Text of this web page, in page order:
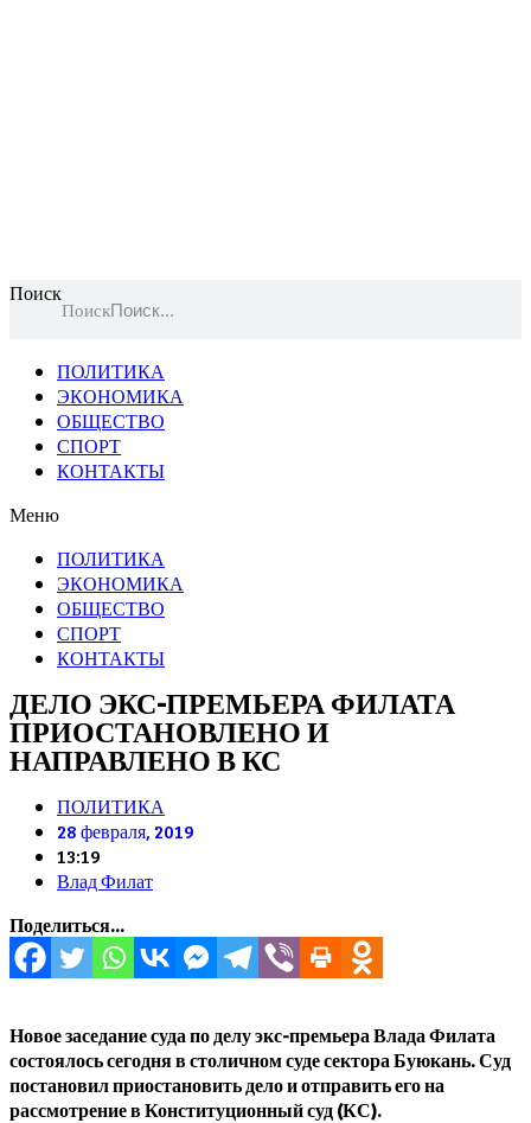
Поиск
Поиск
ПОЛИТИКА
ЭКОНОМИКА
ОБЩЕСТВО
СПОРТ
КОНТАКТЫ
Меню
ПОЛИТИКА
ЭКОНОМИКА
ОБЩЕСТВО
СПОРТ
КОНТАКТЫ
ДЕЛО ЭКС-ПРЕМЬЕРА ФИЛАТА
ПРИОСТАНОВЛЕНО И
НАПРАВЛЕНО В КС
ПОЛИТИКА
28 февраля, 2019
13:19
Влад Филат
Поделиться...
Новое заседание суда по делу экс-премьера Влада Филата
состоялось сегодня в столичном суде сектора Буюкань. Суд
постановил приостановить дело и отправить его на
рассмотрение в Конституционный суд (КС).